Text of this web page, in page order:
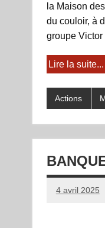
la Maison
du couloir, à
groupe
Lire la suite...
Actions
4 avril 2025